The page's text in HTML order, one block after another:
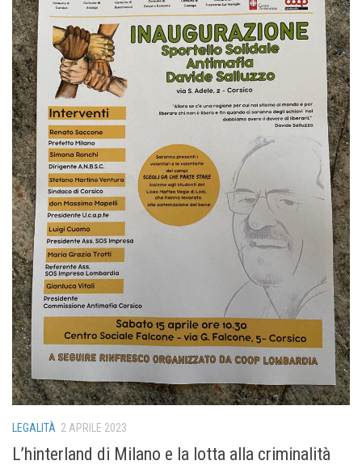
LEGALITÀ 2 APRILE 2023
L’hinterland di Milano e la lotta alla criminalità